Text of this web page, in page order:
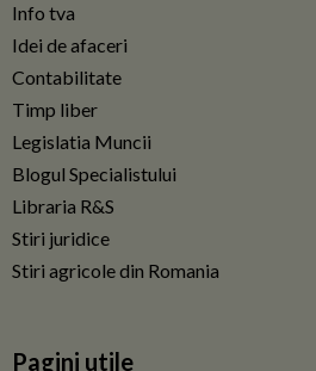
Info tva
Idei de afaceri
Contabilitate
Timp liber
Legislatia Muncii
Blogul Specialistului
Libraria R&S
Stiri juridice
Stiri agricole din Romania
Pagini utile